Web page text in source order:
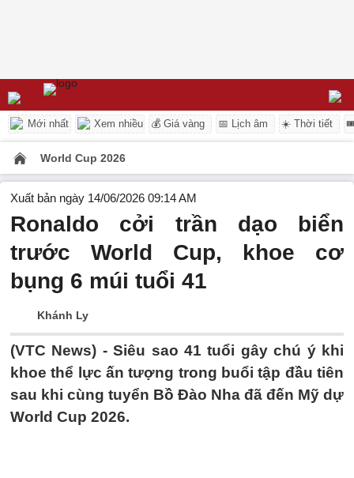
Mới nhất Xem nhiều 💰 Giá vàng 📅 Lịch âm ☀️ Thời tiết
World Cup 2026
Xuất bản ngày 14/06/2026 09:14 AM
Ronaldo cởi trần dạo biển
trước World Cup, khoe cơ
bụng 6 múi tuổi 41
Khánh Ly
(VTC News) -Siêu sao 41 tuổi gây chú ý khi
khoe thể lực ấn tượng trong buổi tập đầu tiên
sau khi cùng tuyển Bồ Đào Nha đã đến Mỹ dự
World Cup 2026.